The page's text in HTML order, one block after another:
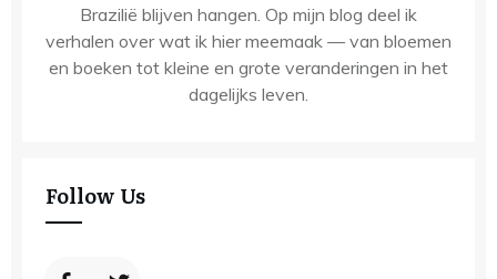
Brazilië blijven hangen. Op mijn blog deel ik
verhalen over wat ik hier meemaak — van bloemen
en boeken tot kleine en grote veranderingen in het
dagelijks leven.
Follow Us